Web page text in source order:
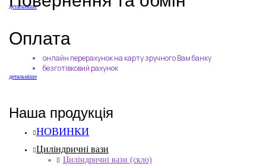
детальніше
Оплата
онлайн перерахунок на карту зручного Вам банку
безготівковий рахунок
детальніше
Наша продукція
НОВИНКИ
Циліндричні вази
Циліндричні вази (скло)